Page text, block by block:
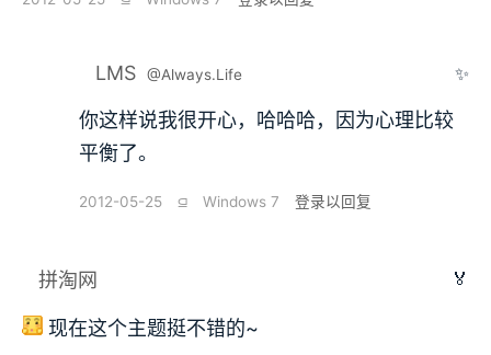
LMS @Always.Life ✨
你这样说我很开心，哈哈哈，因为心理比较
平衡了。
2012-05-25 ⫑ Windows 7 登录以回复
拼淘网 🏅
现在这个主题挺不错的~